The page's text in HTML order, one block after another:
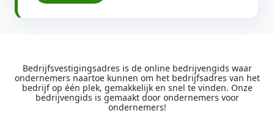
Bedrijfsvestigingsadres is de online bedrijvengids waar
ondernemers naartoe kunnen om het bedrijfsadres van het
bedrijf op één plek, gemakkelijk en snel te vinden. Onze
bedrijvengids is gemaakt door ondernemers voor
ondernemers!